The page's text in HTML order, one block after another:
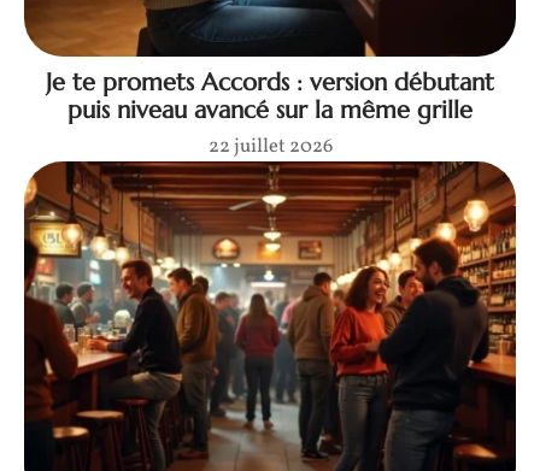
Je te promets Accords : version débutant
puis niveau avancé sur la même grille
22 juillet 2026